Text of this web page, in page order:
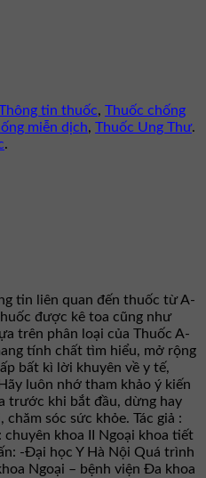
tin thuốc, Thuốc chống
miễn dịch, Thuốc Ung Thư.
.
tin liên quan đến thuốc từ A-
được kê toa cũng như
trên phân loại của Thuốc A-
tính chất tìm hiểu, mở rộng
bất kì lời khuyên về y tế,
luôn nhớ tham khảo ý kiến
trước khi bắt đầu, dừng hay
sóc sức khỏe. Tác giả :
khoa II Ngoại khoa tiết
-Đại học Y Hà Nội Quá trình
Ngoại – bệnh viện Đa khoa